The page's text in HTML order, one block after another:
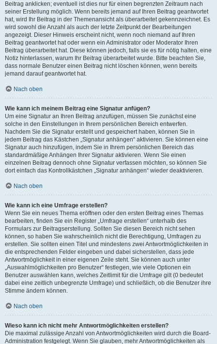
Beitrag anklicken; eventuell ist dies nur für einen begrenzten Zeitraum nach
seiner Erstellung möglich. Wenn bereits jemand auf Ihren Beitrag geantwortet
hat, wird Ihr Beitrag in der Themenansicht als überarbeitet gekennzeichnet. Es
wird sowohl die Anzahl als auch der letzte Zeitpunkt der Bearbeitungen
angezeigt. Dieser Hinweis erscheint nicht, wenn noch niemand auf Ihren
Beitrag geantwortet hat oder wenn ein Administrator oder Moderator Ihren
Beitrag überarbeitet hat. Diese können jedoch, falls sie es für nötig halten, eine
Notiz hinterlassen, warum Ihr Beitrag überarbeitet wurde. Bitte beachten Sie,
dass normale Benutzer einen Beitrag nicht löschen können, wenn bereits
jemand darauf geantwortet hat.
Nach oben
Wie kann ich meinem Beitrag eine Signatur anfügen?
Um eine Signatur an Ihren Beitrag anzufügen, müssen Sie zunächst eine
solche in den Einstellungen in Ihrem persönlichen Bereich entwerfen.
Nachdem Sie die Signatur erstellt und gespeichert haben, können Sie in
jedem Beitrag das Kästchen „Signatur anhängen“ aktivieren. Sie können eine
Signatur auch hinzufügen, indem Sie in Ihrem persönlichen Bereich das
standardmäßige Anhängen Ihrer Signatur aktivieren. Wenn Sie einen
einzelnen Beitrag dennoch ohne Signatur verfassen möchten, so können Sie
dort einfach das Kontrollkästchen „Signatur anhängen“ wieder deaktivieren.
Nach oben
Wie kann ich eine Umfrage erstellen?
Wenn Sie ein neues Thema eröffnen oder den ersten Beitrag eines Themas
bearbeiten, finden Sie ein Register „Umfrage erstellen“ unterhalb des
Formulars zur Beitragserstellung. Sollten Sie diesen Bereich nicht sehen
können, so haben Sie wahrscheinlich nicht die Berechtigung, Umfragen zu
erstellen. Sie sollten einen Titel und mindestens zwei Antwortmöglichkeiten in
die entsprechenden Felder eingeben und dabei sicherstellen, dass jede
Antwortmöglichkeit in einer eigenen Zeile steht. Sie können auch unter
„Auswahlmöglichkeiten pro Benutzer“ festlegen, wie viele Optionen ein
Benutzer auswählen kann, welches Zeitlimit für die Umfrage gilt (0 bedeutet
dabei eine zeitlich unbegrenzte Umfrage) und schließlich, ob die Benutzer ihre
Stimme ändern können.
Nach oben
Wieso kann ich nicht mehr Antwortmöglichkeiten erstellen?
Die maximal zulässige Anzahl von Antwortmöglichkeiten wird durch die Board-
Administration festgelegt. Wenn Sie glauben, mehr Antwortmöglichkeiten als